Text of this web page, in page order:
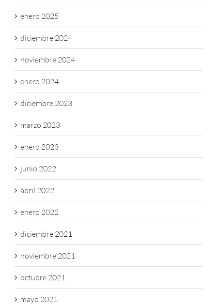
enero 2025
diciembre 2024
noviembre 2024
enero 2024
diciembre 2023
marzo 2023
enero 2023
junio 2022
abril 2022
enero 2022
diciembre 2021
noviembre 2021
octubre 2021
mayo 2021